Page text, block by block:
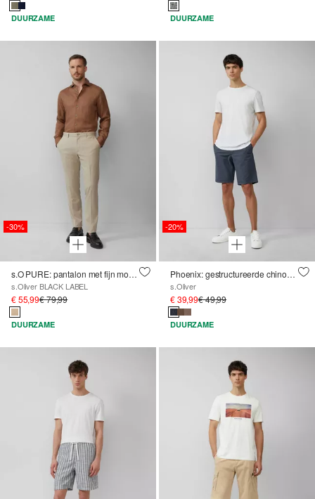
DUURZAME DUURZAME
-30%
s.O PURE: pantalon met fijn motief
s.Oliver BLACK LABEL
€ 55,99€ 79,99
DUURZAME
-20%
Phoenix: gestructureerde chinoshort met elastische band
s.Oliver
€ 39,99€ 49,99
DUURZAME